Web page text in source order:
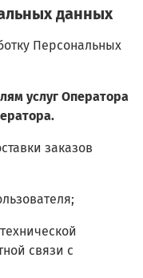
данных
Персональных
услуг Оператора
заказов
связи с